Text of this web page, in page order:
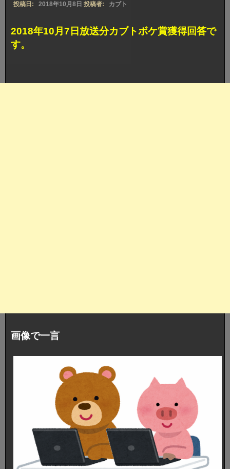
投稿日: 2018年10月8日 投稿者: カブト
2018年10月7日放送分カブトボケ賞獲得回答で
す。
画像で一言